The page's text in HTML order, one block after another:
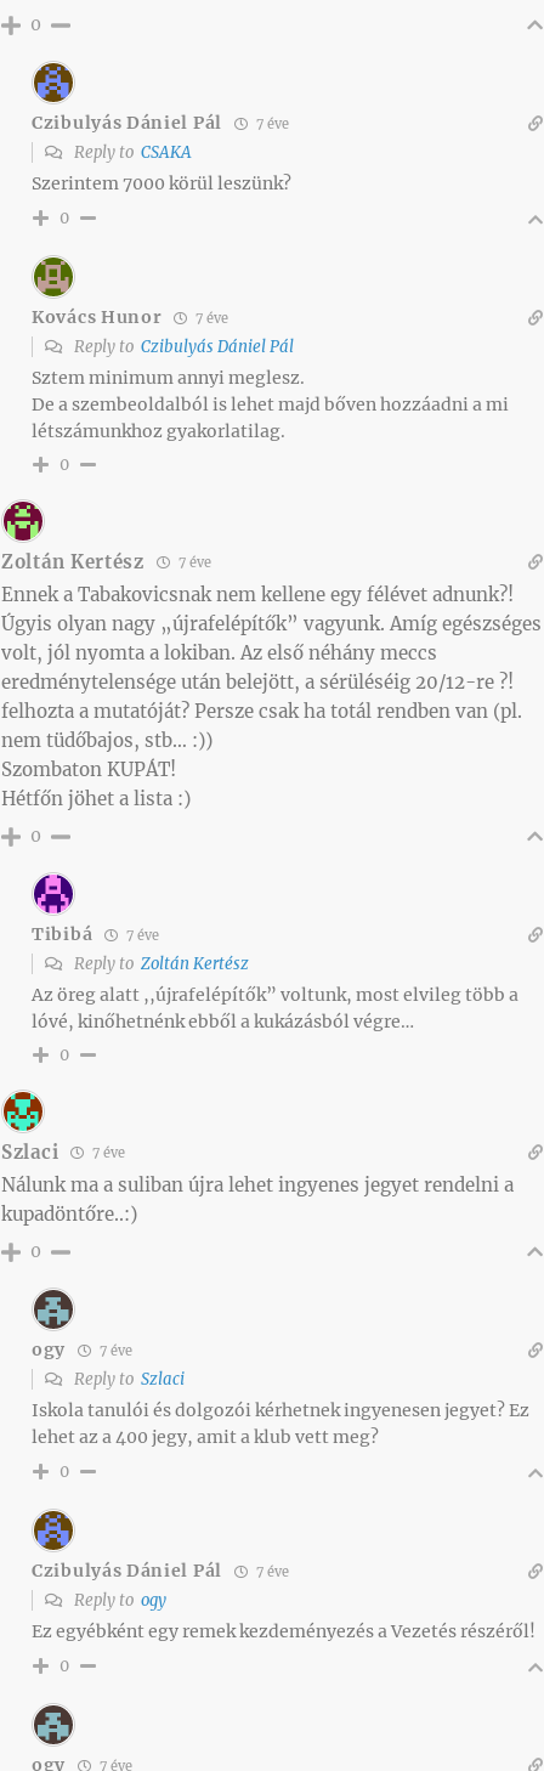
0
Czibulyás Dániel Pál 7 éve
Reply to CSAKA
Szerintem 7000 körül leszünk?
0
Kovács Hunor 7 éve
Reply to Czibulyás Dániel Pál
Sztem minimum annyi meglesz.
De a szembeoldalból is lehet majd bőven hozzáadni a mi
létszámunkhoz gyakorlatilag.
0
Zoltán Kertész 7 éve
Ennek a Tabakovicsnak nem kellene egy félévet adnunk?!
Úgyis olyan nagy „újrafelépítők” vagyunk. Amíg egészséges
volt, jól nyomta a lokiban. Az első néhány meccs
eredménytelensége után belejött, a sérüléséig 20/12-re ?!
felhozta a mutatóját? Persze csak ha totál rendben van (pl.
nem tüdőbajos, stb… :))
Szombaton KUPÁT!
Hétfőn jöhet a lista :)
0
Tibibá 7 éve
Reply to Zoltán Kertész
Az öreg alatt ,,újrafelépítők” voltunk, most elvileg több a
lóvé, kinőhetnénk ebből a kukázásból végre…
0
Szlaci 7 éve
Nálunk ma a suliban újra lehet ingyenes jegyet rendelni a
kupadöntőre..:)
0
ogy 7 éve
Reply to Szlaci
Iskola tanulói és dolgozói kérhetnek ingyenesen jegyet? Ez
lehet az a 400 jegy, amit a klub vett meg?
0
Czibulyás Dániel Pál 7 éve
Reply to ogy
Ez egyébként egy remek kezdeményezés a Vezetés részéről!
0
ogy 7 éve